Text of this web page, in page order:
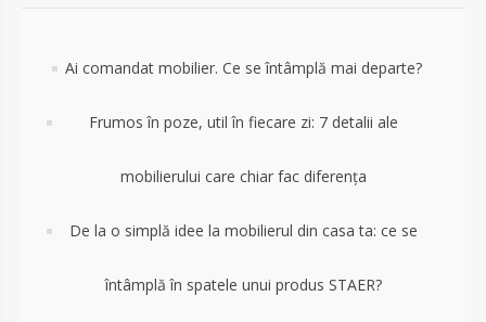
Ai comandat mobilier. Ce se întâmplă mai departe?
Frumos în poze, util în fiecare zi: 7 detalii ale
mobilierului care chiar fac diferența
De la o simplă idee la mobilierul din casa ta: ce se
întâmplă în spatele unui produs STAER?